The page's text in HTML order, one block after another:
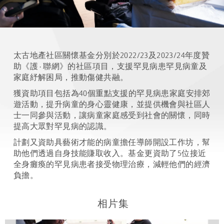
太古地產社區關懷基金分別於2022/23及2023/24年度贊
助《護 · 聯網》的社區項目，支援罕見病患罕見病童及
家庭紓解困局，推動傷健共融。
獲資助項目包括為40個重點支援的罕見病患家庭安排郊
遊活動，提升病童的身心靈健康，並提供機會與社區人
士一同參與活動，讓病童家庭感受到社會的關懷，同時
提高大眾對罕見病的認識。
計劃又資助具藝術才能的病童擔任導師開設工作坊，幫
助他們透過自身技能賺取收入。基金更資助了5位接近
全身癱瘓的罕見病患者接受物理治療，減輕他們的經濟
負擔。
相片集